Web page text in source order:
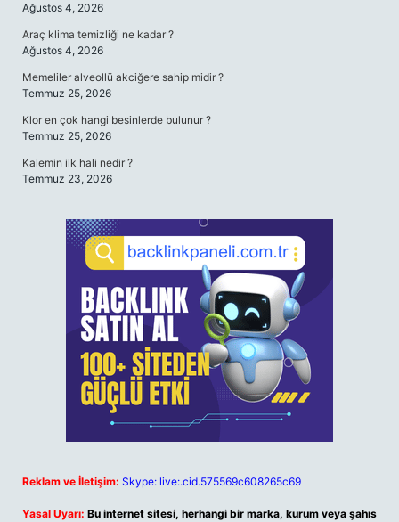
Ağustos 4, 2026
Araç klima temizliği ne kadar ?
Ağustos 4, 2026
Memeliler alveollü akciğere sahip midir ?
Temmuz 25, 2026
Klor en çok hangi besinlerde bulunur ?
Temmuz 25, 2026
Kalemin ilk hali nedir ?
Temmuz 23, 2026
Reklam ve İletişim: Skype: live:.cid.575569c608265c69
Yasal Uyarı: Bu internet sitesi, herhangi bir marka, kurum veya şahıs